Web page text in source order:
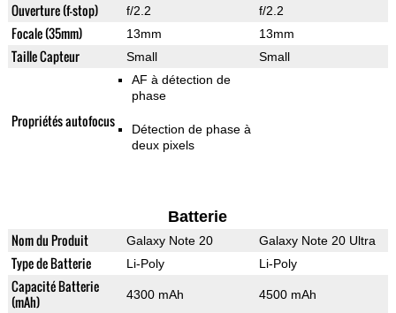
Ouverture (f-stop) f/2.2 f/2.2
Focale (35mm) 13mm 13mm
Taille Capteur Small Small
Propriétés autofocus
AF à détection de
phase
Détection de phase à
deux pixels
Batterie
Nom du Produit Galaxy Note 20 Galaxy Note 20 Ultra
Type de Batterie Li-Poly Li-Poly
Capacité Batterie
(mAh)
4300 mAh 4500 mAh